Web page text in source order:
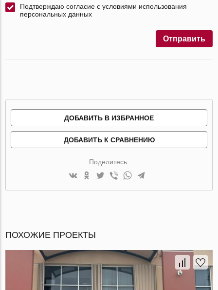
Подтверждаю согласие с условиями использования
персональных данных
Отправить
ДОБАВИТЬ В ИЗБРАННОЕ
ДОБАВИТЬ К СРАВНЕНИЮ
Поделитесь:
ПОХОЖИЕ ПРОЕКТЫ